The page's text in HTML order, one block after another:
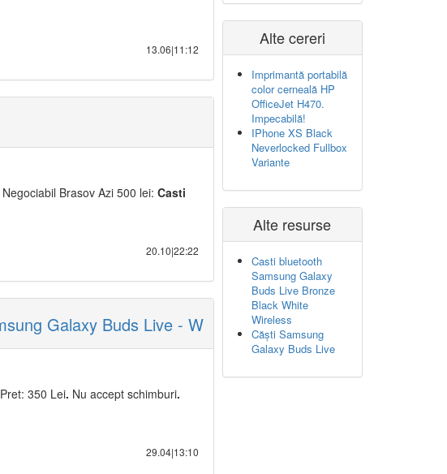
13.06|11:12
Brasov Azi 500 lei: Casti
20.10|22:22
Galaxy Buds Live - W
Pret: 350 Lei. Nu accept schimburi.
29.04|13:10
Alte cereri
Imprimantă portabilă
color cerneală HP
OfficeJet H470.
Impecabilă!
IPhone XS Black
Neverlocked Fullbox
Variante
Alte resurse
Casti bluetooth
Samsung Galaxy
Buds Live Bronze
Black White
Wireless
Căști Samsung
Galaxy Buds Live